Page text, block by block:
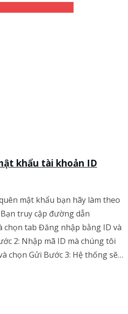
khẩu tài khoản ID
mật khẩu bạn hãy làm theo
truy cập đường dẫn
chọn tab Đăng nhập bằng ID và
2: Nhập mã ID mà chúng tôi
chọn Gửi Bước 3: Hệ thống sẽ…